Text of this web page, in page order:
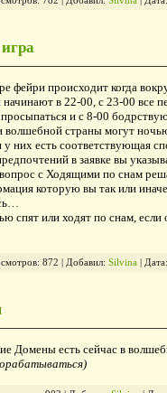
фейри происходит когда
начинают в 22-00, с 23-00 все
и с 8-00
волшебной страны могут
у них есть соответствующая
в заявке вы
с Ходящими по снам
которую вы так или
спят или ходят по снам,
872 Добавил: Silvina Дата:
Домены есть сейчас в